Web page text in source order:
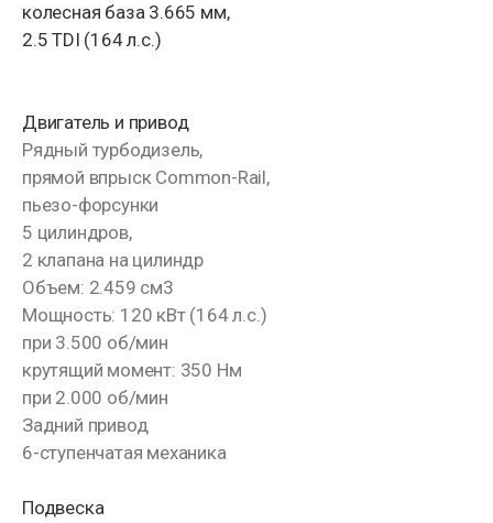
колесная база 3.665 мм,
2.5 TDI (164 л.с.)
Двигатель и привод
Рядный турбодизель,
прямой впрыск Common-Rail,
пьезо-форсунки
5 цилиндров,
2 клапана на цилиндр
Объем: 2.459 см3
Мощность: 120 кВт (164 л.с.)
при 3.500 об/мин
крутящий момент: 350 Нм
при 2.000 об/мин
Задний привод
6-ступенчатая механика
Подвеска